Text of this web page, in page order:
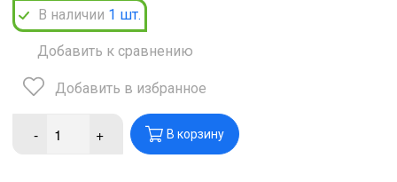
В наличии 1 шт.
Добавить к сравнению
Добавить в избранное
- + В корзину